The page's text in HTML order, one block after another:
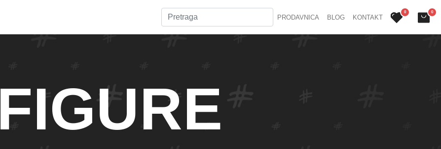
PRODAVNICA BLOG KONTAKT
0 0
FIGURE